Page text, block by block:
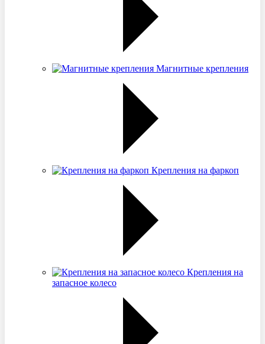
Магнитные крепления
Крепления на фаркоп
Крепления на
запасное колесо